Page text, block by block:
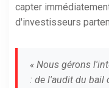
capter
d'investisseurs
« Nous gérons
: de l'audit du bail